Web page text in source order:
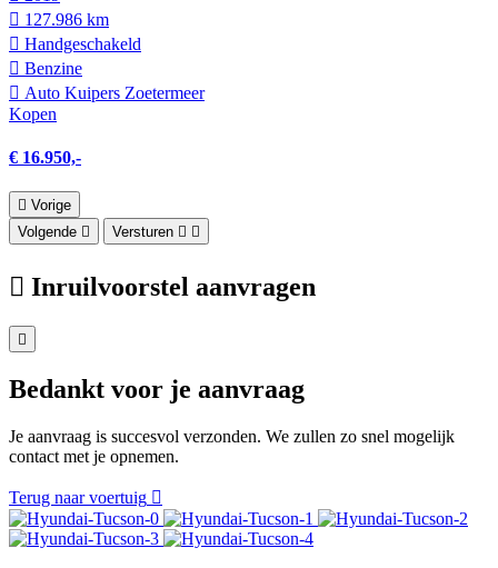
127.986 km
Hand­geschakeld
Benzine
Auto Kuipers Zoetermeer
Kopen
€ 16.950,-
Vorige
Volgende
Versturen
Inruilvoorstel aanvragen
Bedankt voor je aanvraag
Je aanvraag is succesvol verzonden. We zullen zo snel mogelijk
contact met je opnemen.
Terug naar voertuig